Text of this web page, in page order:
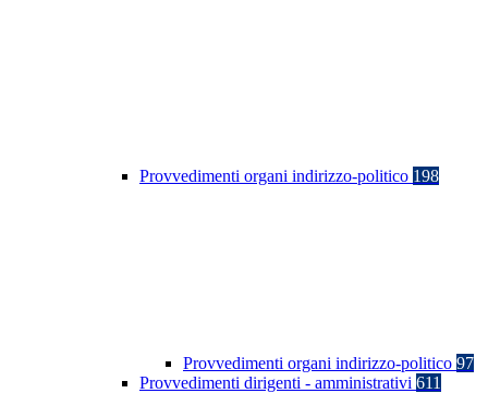
Provvedimenti organi indirizzo-politico 198
Provvedimenti organi indirizzo-politico 97
Provvedimenti dirigenti - amministrativi 611